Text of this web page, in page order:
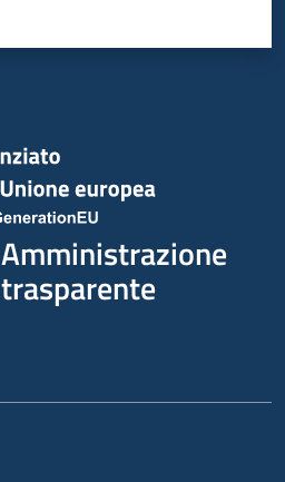
Amministrazione
trasparente